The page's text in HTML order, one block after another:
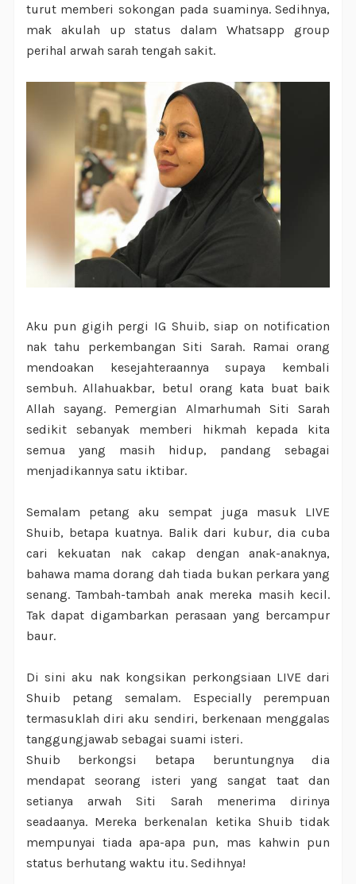
turut memberi sokongan pada suaminya. Sedihnya,
mak akulah up status dalam Whatsapp group
perihal arwah sarah tengah sakit.
Aku pun gigih pergi IG Shuib, siap on notification
nak tahu perkembangan Siti Sarah. Ramai orang
mendoakan kesejahteraannya supaya kembali
sembuh. Allahuakbar, betul orang kata buat baik
Allah sayang. Pemergian Almarhumah Siti Sarah
sedikit sebanyak memberi hikmah kepada kita
semua yang masih hidup, pandang sebagai
menjadikannya satu iktibar.
Semalam petang aku sempat juga masuk LIVE
Shuib, betapa kuatnya. Balik dari kubur, dia cuba
cari kekuatan nak cakap dengan anak-anaknya,
bahawa mama dorang dah tiada bukan perkara yang
senang. Tambah-tambah anak mereka masih kecil.
Tak dapat digambarkan perasaan yang bercampur
baur.
Di sini aku nak kongsikan perkongsiaan LIVE dari
Shuib petang semalam. Especially perempuan
termasuklah diri aku sendiri, berkenaan menggalas
tanggungjawab sebagai suami isteri.
Shuib berkongsi betapa beruntungnya dia
mendapat seorang isteri yang sangat taat dan
setianya arwah Siti Sarah menerima dirinya
seadaanya. Mereka berkenalan ketika Shuib tidak
mempunyai tiada apa-apa pun, mas kahwin pun
status berhutang waktu itu. Sedihnya!